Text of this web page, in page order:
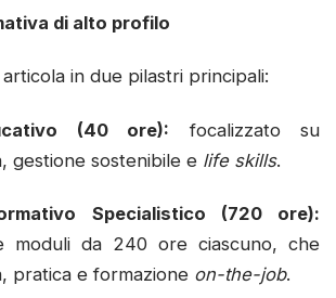
di alto profilo
in due pilastri principali:
(40 ore): focalizzato su
gestione sostenibile e life skills.
Specialistico (720 ore):
moduli da 240 ore ciascuno, che
pratica e formazione on-the-job.